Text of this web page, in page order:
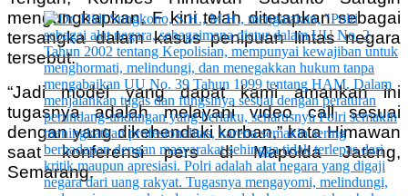
mengungkapkan, F kini telah ditetapkan sebagai
tersangka dalam kasus penipuan lintas negara
tersebut.
“Jadi model yang dapat kami amankan ini
tugasnya adalah melayani video call sesuai
dengan yang dikehendaki korban,” kata Himawan
saat konferensi pers di Mapolda Jateng,
Semarang.